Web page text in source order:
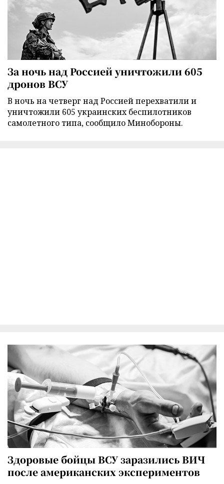
За ночь над Россией уничтожили 605
дронов ВСУ
В ночь на четверг над Россией перехватили и
уничтожили 605 украинских беспилотников
самолетного типа, сообщило Минобороны.
Здоровые бойцы ВСУ заразились ВИЧ
после американских экспериментов